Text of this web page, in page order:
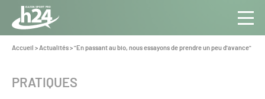
Panneau de gestion des cookies
Aller au contenu
Toute
l’info
Pro
Vous
Accueil >Actualités>"En passant au bio, nous essayons de prendre un peu d'avance"
CATÉGORIE :
PRATIQUES